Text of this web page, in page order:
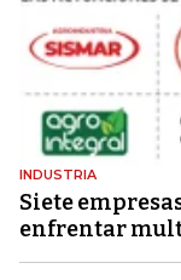
INDUSTRIA
Siete
enfrentar